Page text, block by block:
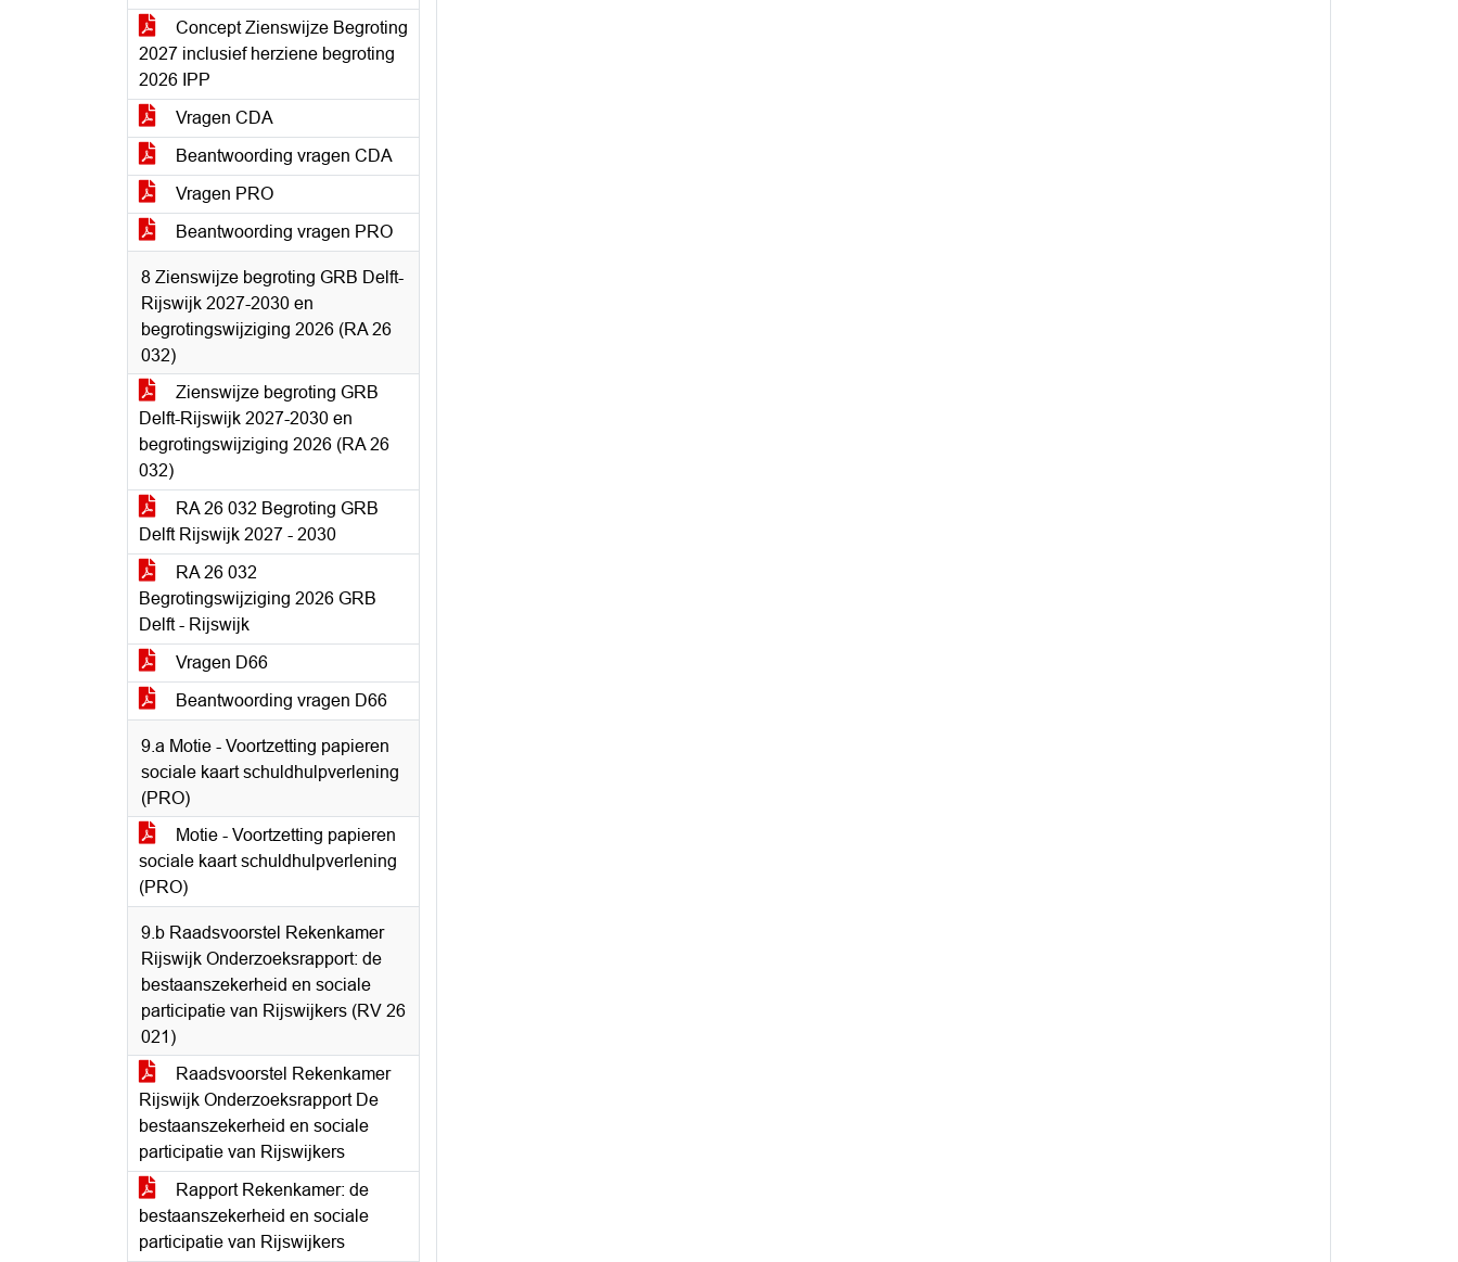
Concept Zienswijze Begroting
2027 inclusief herziene begroting
2026 IPP
Vragen CDA
Beantwoording vragen CDA
Vragen PRO
Beantwoording vragen PRO
8 Zienswijze begroting GRB Delft-
Rijswijk 2027-2030 en
begrotingswijziging 2026 (RA 26
032)
Zienswijze begroting GRB
Delft-Rijswijk 2027-2030 en
begrotingswijziging 2026 (RA 26
032)
RA 26 032 Begroting GRB
Delft Rijswijk 2027 - 2030
RA 26 032
Begrotingswijziging 2026 GRB
Delft - Rijswijk
Vragen D66
Beantwoording vragen D66
9.a Motie - Voortzetting papieren
sociale kaart schuldhulpverlening
(PRO)
Motie - Voortzetting papieren
sociale kaart schuldhulpverlening
(PRO)
9.b Raadsvoorstel Rekenkamer
Rijswijk Onderzoeksrapport: de
bestaanszekerheid en sociale
participatie van Rijswijkers (RV 26
021)
Raadsvoorstel Rekenkamer
Rijswijk Onderzoeksrapport De
bestaanszekerheid en sociale
participatie van Rijswijkers
Rapport Rekenkamer: de
bestaanszekerheid en sociale
participatie van Rijswijkers